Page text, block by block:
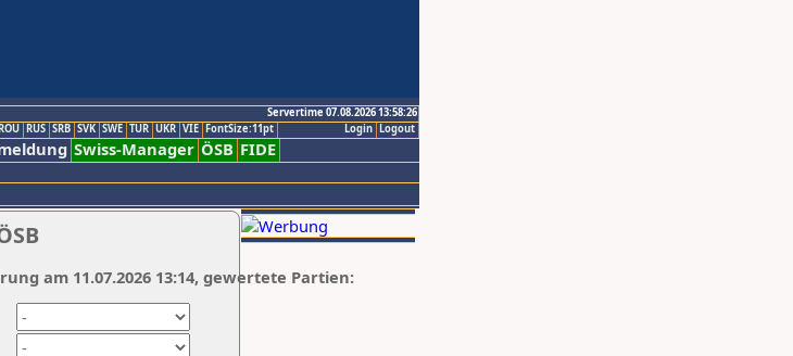
Servertime 07.08.2026 13:58:26
Logout
Login
RUS SRB SVK SWE TUR UKR VIE FontSize:11pt
Swiss-Manager ÖSB FIDE
am 11.07.2026 13:14, gewertete Partien: